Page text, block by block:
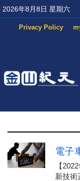
2026年8月8日 星期六
Privacy Policy
電子
【
新技術